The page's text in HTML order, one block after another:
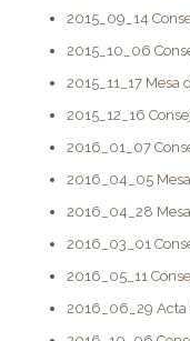
2015_09_14
2015_10_06
2015_11_17 Mesa
2015_12_16
2016_01_07
2016_04_05
2016_04_28
2016_03_01
2016_05_11
2016_06_29 Acta